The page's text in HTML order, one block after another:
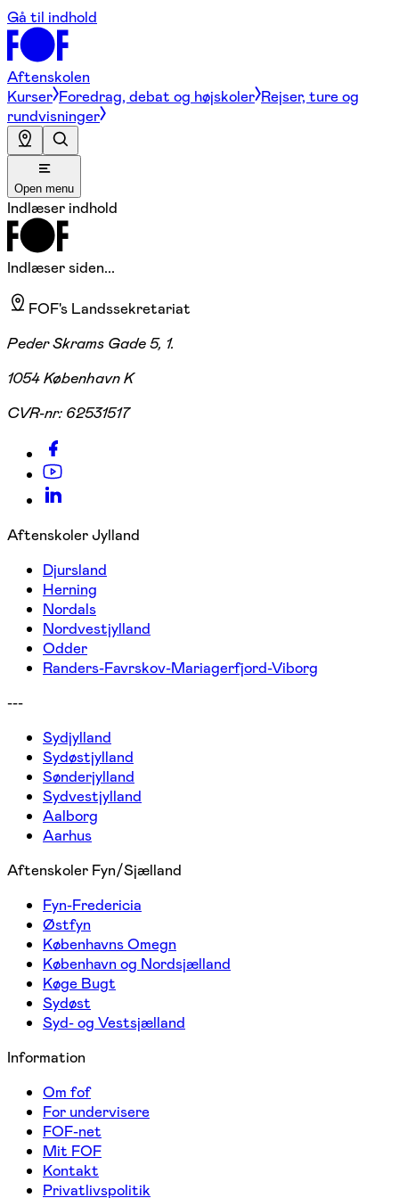
Gå til indhold
Aftenskolen
Kurser Foredrag, debat og højskoler Rejser, ture og
rundvisninger
Open menu
Indlæser indhold
Indlæser siden...
FOF's Landssekretariat
Peder Skrams Gade 5, 1.
1054 København K
CVR-nr: 62531517
Aftenskoler Jylland
Djursland
Herning
Nordals
Nordvestjylland
Odder
Randers-Favrskov-Mariagerfjord-Viborg
---
Sydjylland
Sydøstjylland
Sønderjylland
Sydvestjylland
Aalborg
Aarhus
Aftenskoler Fyn/Sjælland
Fyn-Fredericia
Østfyn
Københavns Omegn
København og Nordsjælland
Køge Bugt
Sydøst
Syd- og Vestsjælland
Information
Om fof
For undervisere
FOF-net
Mit FOF
Kontakt
Privatlivspolitik